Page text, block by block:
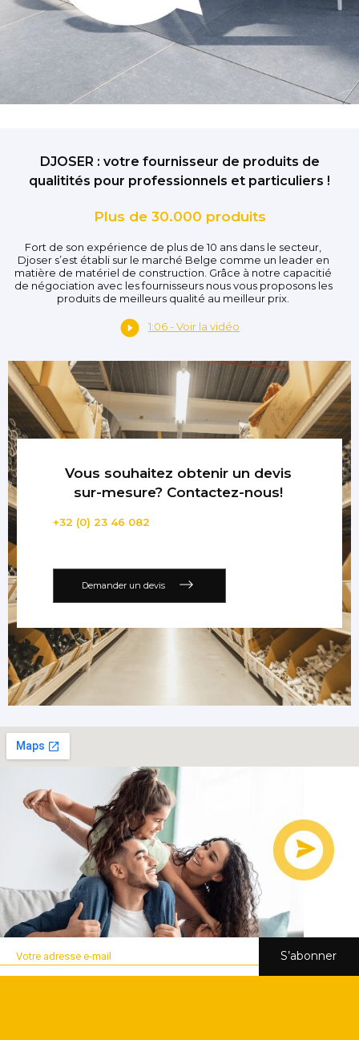
DJOSER : votre fournisseur de produits de
qualitités pour professionnels et particuliers !
Plus de 30.000 produits
Fort de son expérience de plus de 10 ans dans le secteur,
Djoser s’est établi sur le marché Belge comme un leader en
matière de matériel de construction. Grâce à notre capacitié
de négociation avec les fournisseurs nous vous proposons les
produits de meilleurs qualité au meilleur prix.
1:06 - Voir la vidéo
Vous souhaitez obtenir un devis
sur-mesure? Contactez-nous!
+32 (0) 23 46 082
Demander un devis
S’abonner